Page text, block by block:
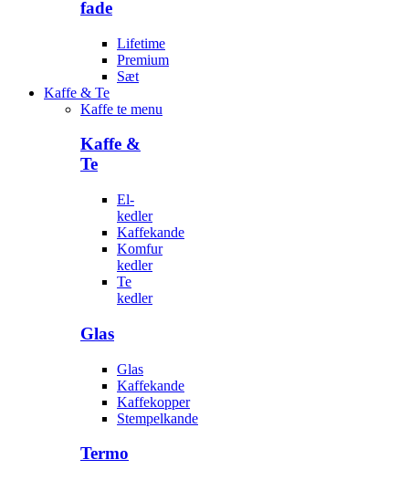
fade
Lifetime
Premium
Sæt
Kaffe & Te
Kaffe te menu
Kaffe &
Te
El-
kedler
Kaffekande
Komfur
kedler
Te
kedler
Glas
Glas
Kaffekande
Kaffekopper
Stempelkande
Termo